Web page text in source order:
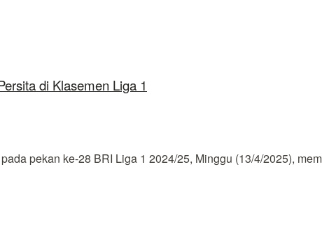
di Klasemen Liga 1
pekan ke-28 BRI Liga 1 2024/25, Minggu (13/4/2025),